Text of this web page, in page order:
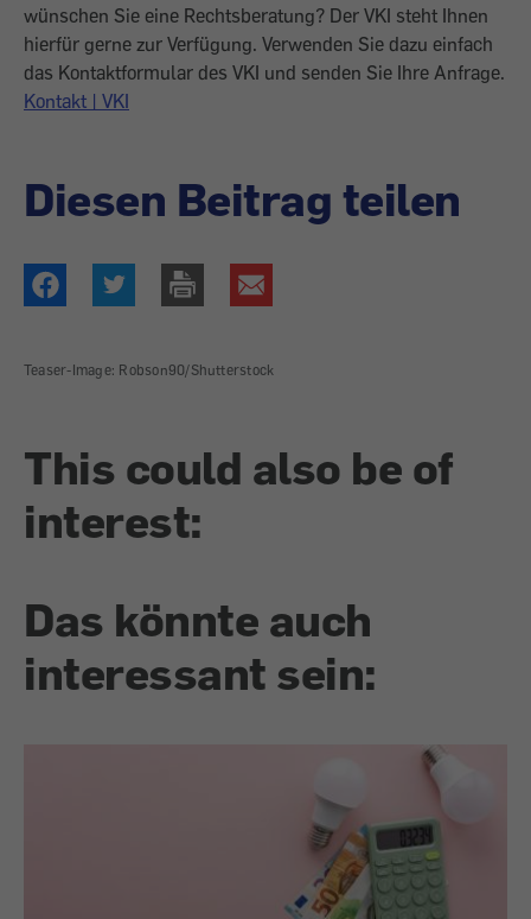
wünschen Sie eine Rechtsberatung? Der VKI steht Ihnen
hierfür gerne zur Verfügung. Verwenden Sie dazu einfach
das Kontaktformular des VKI und senden Sie Ihre Anfrage.
Kontakt | VKI
Diesen Beitrag teilen
Teaser-Image: Robson90/Shutterstock
This could also be of
interest:
Das könnte auch
interessant sein: